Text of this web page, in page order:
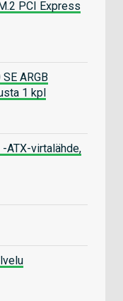
PCI Express
ARGB
1 kpl
ATX-virtalähde,